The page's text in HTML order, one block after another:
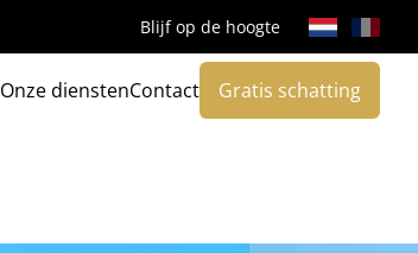
Blijf op de hoogte
Onze dienstenContact Gratis schatting